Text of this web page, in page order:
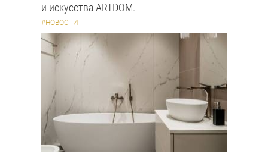
и искусства ARTDOM.
#НОВОСТИ